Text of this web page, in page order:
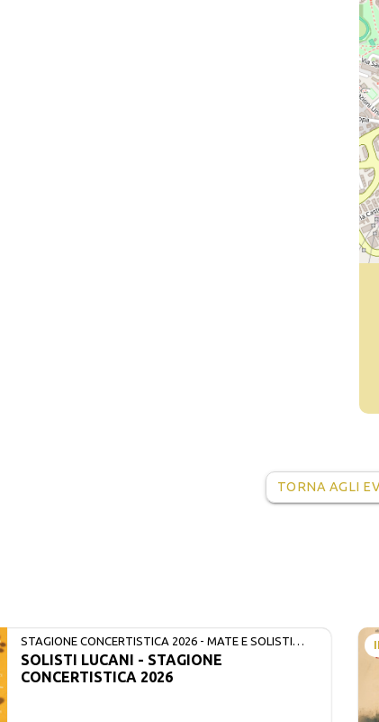
TORNA AGLI
STAGIONE CONCERTISTICA 2026 - MATE E SOLISTI
LUCANI
SOLISTI LUCANI - STAGIONE
CONCERTISTICA 2026